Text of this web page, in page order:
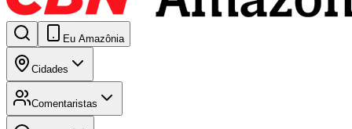
Eu Amazônia
Cidades
Comentaristas